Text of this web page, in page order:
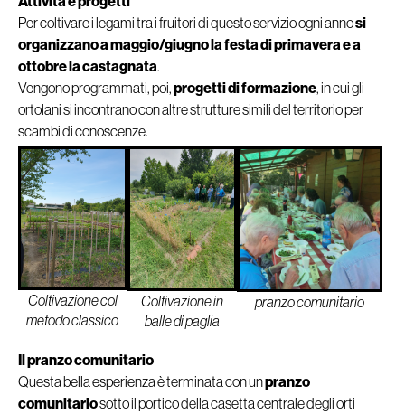
Per coltivare i legami tra i fruitori di questo servizio ogni annosi
organizzano a maggio/giugno la festa di primavera e a
ottobre la castagnata.
Vengono programmati, poi,progetti di formazione, in cui gli
ortolani si incontrano con altre strutture simili del territorio per
scambi di conoscenze.
Coltivazione col
metodo classico
Coltivazione in
balle di paglia
pranzo comunitario
Il pranzo comunitario
Questa bella esperienza è terminata con unpranzo
comunitariosotto il portico della casetta centrale degli orti